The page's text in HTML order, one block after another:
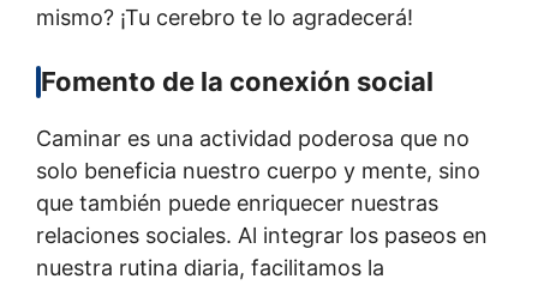
mismo? ¡Tu cerebro te lo agradecerá!
Fomento de la conexión social
Caminar es una actividad poderosa que no
solo beneficia nuestro cuerpo y mente, sino
que también puede enriquecer nuestras
relaciones sociales. Al integrar los paseos en
nuestra rutina diaria, facilitamos la